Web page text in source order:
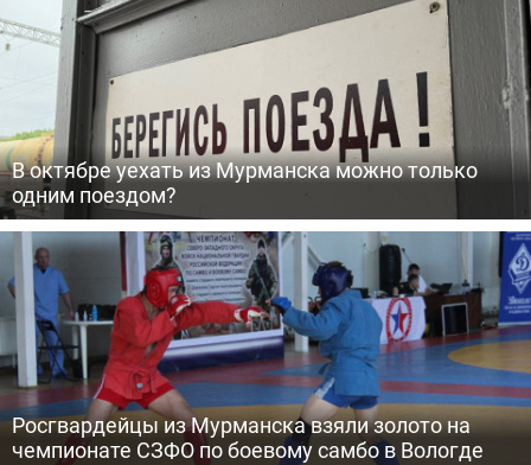
В октябре уехать из Мурманска можно только
одним поездом?
Росгвардейцы из Мурманска взяли золото на
чемпионате СЗФО по боевому самбо в Вологде